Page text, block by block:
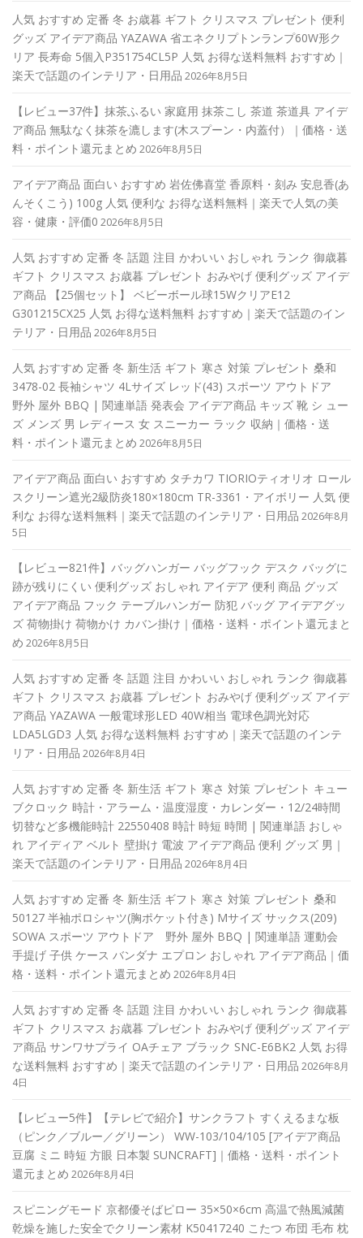
人気 おすすめ 定番 冬 お歳暮 ギフト クリスマス プレゼント 便利
グッズ アイデア商品 YAZAWA 省エネクリプトンランプ60W形ク
リア 長寿命 5個入P351754CL5P 人気 お得な送料無料 おすすめ｜
楽天で話題のインテリア・日用品 2026年8月5日
【レビュー37件】抹茶ふるい 家庭用 抹茶こし 茶道 茶道具 アイデ
ア商品 無駄なく抹茶を漉します(木スプーン・内蓋付）｜価格・送
料・ポイント還元まとめ 2026年8月5日
アイデア商品 面白い おすすめ 岩佐佛喜堂 香原料・刻み 安息香(あ
んそくこう) 100g 人気 便利な お得な送料無料｜楽天で人気の美
容・健康・評価0 2026年8月5日
人気 おすすめ 定番 冬 話題 注目 かわいい おしゃれ ランク 御歳暮
ギフト クリスマス お歳暮 プレゼント おみやげ 便利グッズ アイデ
ア商品 【25個セット】 ベビーボール球15WクリアE12
G301215CX25 人気 お得な送料無料 おすすめ｜楽天で話題のイン
テリア・日用品 2026年8月5日
人気 おすすめ 定番 冬 新生活 ギフト 寒さ 対策 プレゼント 桑和
3478-02 長袖シャツ 4Lサイズ レッド(43) スポーツ アウトドア
野外 屋外 BBQ | 関連単語 発表会 アイデア商品 キッズ 靴 シ ュー
ズ メンズ 男 レディース 女 スニーカー ラック 収納｜価格・送
料・ポイント還元まとめ 2026年8月5日
アイデア商品 面白い おすすめ タチカワ TIORIOティオリオ ロール
スクリーン遮光2級防炎180×180cm TR-3361・アイボリー 人気 便
利な お得な送料無料｜楽天で話題のインテリア・日用品 2026年8月
5日
【レビュー821件】バッグハンガー バッグフック デスク バッグに
跡が残りにくい 便利グッズ おしゃれ アイデア 便利 商品 グッズ
アイデア商品 フック テーブルハンガー 防犯 バッグ アイデアグッ
ズ 荷物掛け 荷物かけ カバン掛け｜価格・送料・ポイント還元まと
め 2026年8月5日
人気 おすすめ 定番 冬 話題 注目 かわいい おしゃれ ランク 御歳暮
ギフト クリスマス お歳暮 プレゼント おみやげ 便利グッズ アイデ
ア商品 YAZAWA 一般電球形LED 40W相当 電球色調光対応
LDA5LGD3 人気 お得な送料無料 おすすめ｜楽天で話題のインテ
リア・日用品 2026年8月4日
人気 おすすめ 定番 冬 新生活 ギフト 寒さ 対策 プレゼント キュー
ブクロック 時計・アラーム・温度湿度・カレンダー・12/24時間
切替など多機能時計 22550408 時計 時短 時間 | 関連単語 おしゃ
れ アイディア ベルト 壁掛け 電波 アイデア商品 便利 グッズ 男｜
楽天で話題のインテリア・日用品 2026年8月4日
人気 おすすめ 定番 冬 新生活 ギフト 寒さ 対策 プレゼント 桑和
50127 半袖ポロシャツ(胸ポケット付き) Mサイズ サックス(209)
SOWA スポーツ アウトドア 野外 屋外 BBQ | 関連単語 運動会
手提げ 子供 ケース バンダナ エプロン おしゃれ アイデア商品｜価
格・送料・ポイント還元まとめ 2026年8月4日
人気 おすすめ 定番 冬 話題 注目 かわいい おしゃれ ランク 御歳暮
ギフト クリスマス お歳暮 プレゼント おみやげ 便利グッズ アイデ
ア商品 サンワサプライ OAチェア ブラック SNC-E6BK2 人気 お得
な送料無料 おすすめ｜楽天で話題のインテリア・日用品 2026年8月
4日
【レビュー5件】【テレビで紹介】サンクラフト すくえるまな板
（ピンク／ブルー／グリーン） WW-103/104/105 [アイデア商品
豆腐 ミニ 時短 方眼 日本製 SUNCRAFT]｜価格・送料・ポイント
還元まとめ 2026年8月4日
スピニングモード 京都優そばピロー 35×50×6cm 高温で熱風減菌
乾燥を施した安全でクリーン素材 K50417240 こたつ 布団 毛布 枕